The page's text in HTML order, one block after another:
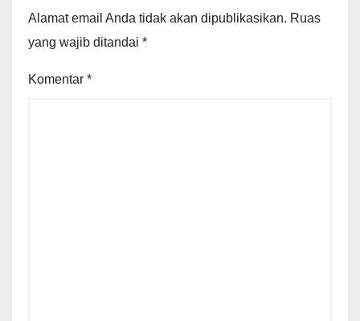
Alamat email Anda tidak akan dipublikasikan. Ruas
yang wajib ditandai *
Komentar *